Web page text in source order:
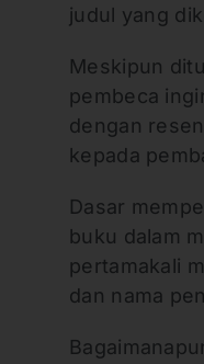
judul yang
Meskipun
pembeca
dengan
kepada
Dasar
buku dalam
pertamakali
dan nama